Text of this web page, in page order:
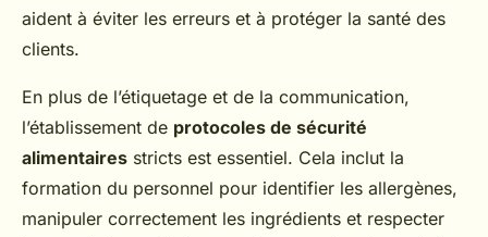
aident à éviter les erreurs et à protéger la santé des
clients.
En plus de l’étiquetage et de la communication,
l’établissement de protocoles de sécurité
alimentaires stricts est essentiel. Cela inclut la
formation du personnel pour identifier les allergènes,
manipuler correctement les ingrédients et respecter